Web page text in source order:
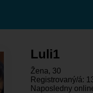
Luli1
Žena, 30
Registrovaný/á:
Naposledny